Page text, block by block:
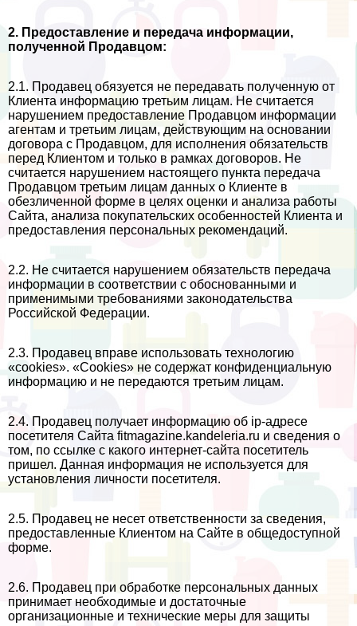
2. Предоставление и передача информации,
полученной Продавцом:
2.1. Продавец обязуется не передавать полученную от
Клиента информацию третьим лицам. Не считается
нарушением предоставление Продавцом информации
агентам и третьим лицам, действующим на основании
договора с Продавцом, для исполнения обязательств
перед Клиентом и только в рамках договоров. Не
считается нарушением настоящего пункта передача
Продавцом третьим лицам данных о Клиенте в
обезличенной форме в целях оценки и анализа работы
Сайта, анализа покупательских особенностей Клиента и
предоставления персональных рекомендаций.
2.2. Не считается нарушением обязательств передача
информации в соответствии с обоснованными и
применимыми требованиями законодательства
Российской Федерации.
2.3. Продавец вправе использовать технологию
«cookies». «Cookies» не содержат конфиденциальную
информацию и не передаются третьим лицам.
2.4. Продавец получает информацию об ip-адресе
посетителя Сайта fitmagazine.kandeleria.ru и сведения о
том, по ссылке с какого интернет-сайта посетитель
пришел. Данная информация не используется для
установления личности посетителя.
2.5. Продавец не несет ответственности за сведения,
предоставленные Клиентом на Сайте в общедоступной
форме.
2.6. Продавец при обработке персональных данных
принимает необходимые и достаточные
организационные и технические меры для защиты